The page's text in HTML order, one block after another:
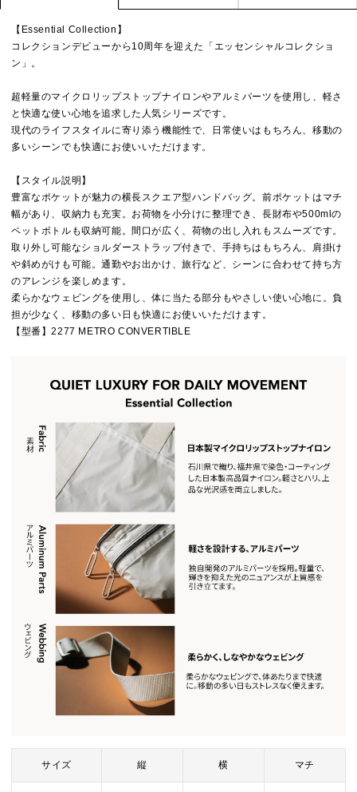
【Essential Collection】
コレクションデビューから10周年を迎えた「エッセンシャルコレクショ
ン」。
超軽量のマイクロリップストップナイロンやアルミパーツを使用し、軽さ
と快適な使い心地を追求した人気シリーズです。
現代のライフスタイルに寄り添う機能性で、日常使いはもちろん、移動の
多いシーンでも快適にお使いいただけます。
【スタイル説明】
豊富なポケットが魅力の横長スクエア型ハンドバッグ。前ポケットはマチ
幅があり、収納力も充実。お荷物を小分けに整理でき、長財布や500mlの
ペットボトルも収納可能。間口が広く、荷物の出し入れもスムーズです。
取り外し可能なショルダーストラップ付きで、手持ちはもちろん、肩掛け
や斜めがけも可能。通勤やお出かけ、旅行など、シーンに合わせて持ち方
のアレンジを楽しめます。
柔らかなウェビングを使用し、体に当たる部分もやさしい使い心地に。負
担が少なく、移動の多い日も快適にお使いいただけます。
【型番】2277 METRO CONVERTIBLE
サイズ 縦 横 マチ